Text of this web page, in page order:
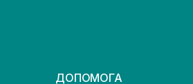
ДОПОМОГА